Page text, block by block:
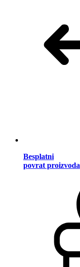
Besplatni
povrat proizvoda